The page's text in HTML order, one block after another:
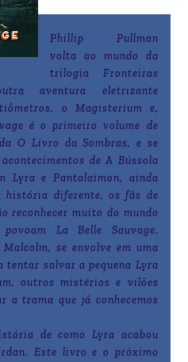
Phillip Pullman
volta ao mundo da
trilogia Fronteiras
aventura eletrizante
o Magisterium e,
é o primeiro volume de
O Livro da Sombras, e se
de A Bússola
Lyra e Pantalaimon, ainda
história diferente, os fãs de
reconhecer muito do mundo
La Belle Sauvage.
se envolve em uma
tentar salvar a pequena Lyra
outros mistérios e vilões
a trama que já conhecemos
de como Lyra acabou
Este livro e o próximo